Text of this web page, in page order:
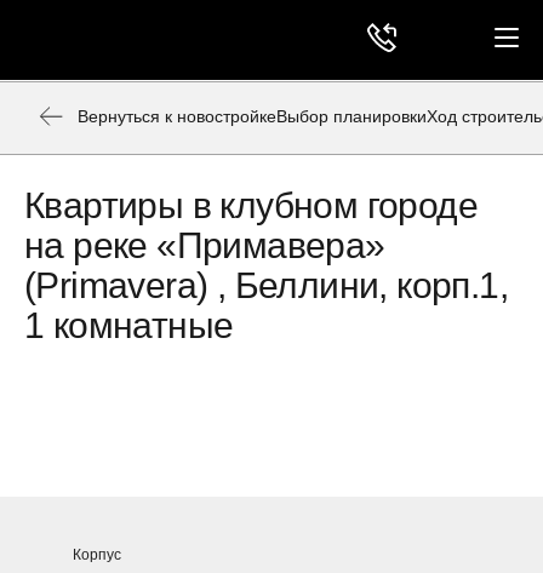
Вернуться к новостройкеВыбор планировкиХод
Квартиры в клубном городе
на реке «Примавера»
(Primavera) , Беллини, корп.1,
1 комнатные
Корпус